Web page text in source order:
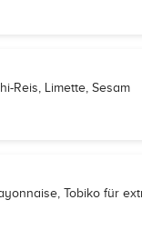
Reis, Limette, Sesam
Tobiko für